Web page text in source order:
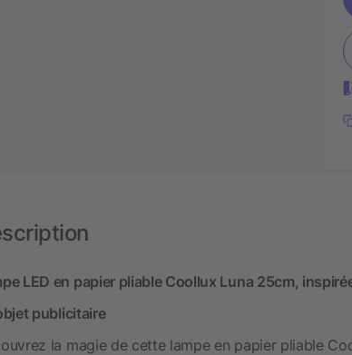
LED en papier pliable Coollux Luna 25cm,
publicitaire
la magie de cette lampe en papier pliable